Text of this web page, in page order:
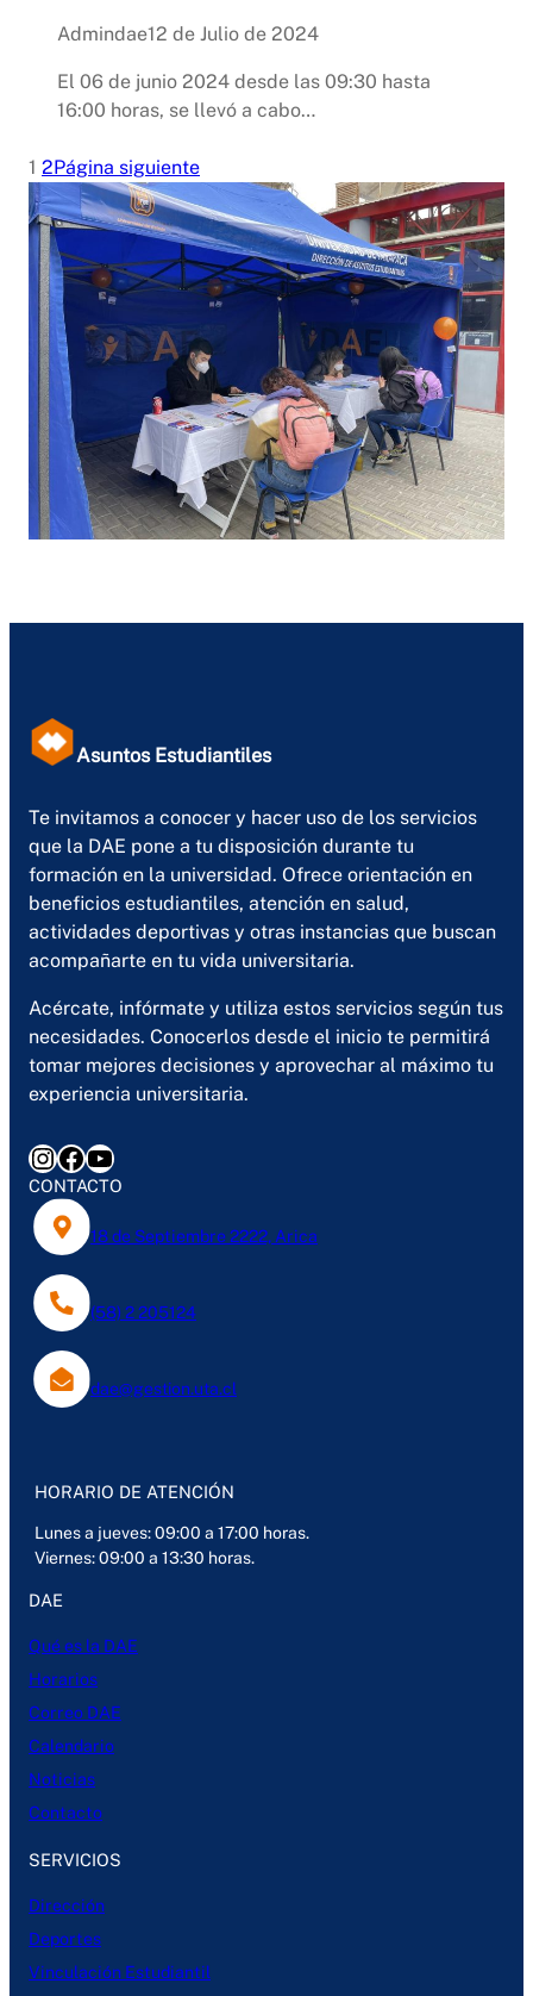
Admindae12 de Julio de 2024
El 06 de junio 2024 desde las 09:30 hasta
16:00 horas, se llevó a cabo…
1 2Página siguiente
Asuntos Estudiantiles
Te invitamos a conocer y hacer uso de los servicios
que la DAE pone a tu disposición durante tu
formación en la universidad. Ofrece orientación en
beneficios estudiantiles, atención en salud,
actividades deportivas y otras instancias que buscan
acompañarte en tu vida universitaria.
Acércate, infórmate y utiliza estos servicios según tus
necesidades. Conocerlos desde el inicio te permitirá
tomar mejores decisiones y aprovechar al máximo tu
experiencia universitaria.
InstagramFacebook YouTube
CONTACTO
18 de Septiembre 2222, Arica
(58) 2 205124
dae@gestion.uta.cl
HORARIO DE ATENCIÓN
Lunes a jueves: 09:00 a 17:00 horas.
Viernes: 09:00 a 13:30 horas.
DAE
Qué es la DAE
Horarios
Correo DAE
Calendario
Noticias
Contacto
SERVICIOS
Dirección
Deportes
Vinculación Estudiantil